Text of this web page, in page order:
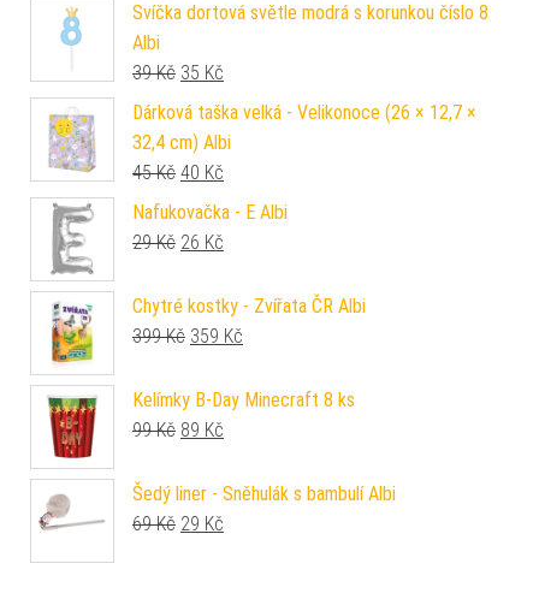
Svíčka dortová světle modrá s korunkou číslo 8
Albi
39Kč Původní cena byla: 39 Kč.
35 Kč
Dárková taška velká - Velikonoce (26 × 12,7 ×
32,4 cm) Albi
45Kč Původní cena byla: 45 Kč.
40 Kč
Nafukovačka - E Albi
29Kč Původní cena byla: 29 Kč.
26 Kč
Chytré kostky - Zvířata ČR Albi
399Kč Původní cena byla: 399 Kč.
359 Kč
Kelímky B-Day Minecraft 8 ks
99Kč Původní cena byla: 99 Kč.
89 Kč
Šedý liner - Sněhulák s bambulí Albi
69Kč Původní cena byla: 69 Kč.
29 Kč